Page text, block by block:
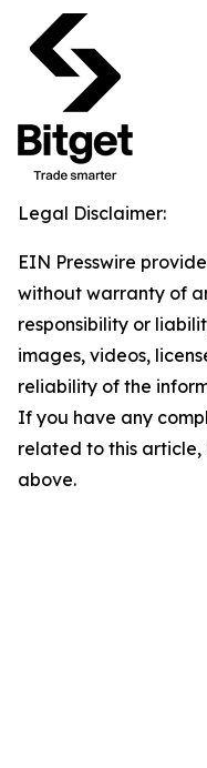
Legal Disclaimer:
EIN Presswire
without warranty of
responsibility or
images, videos,
reliability of the
If you have any
related to this
above.